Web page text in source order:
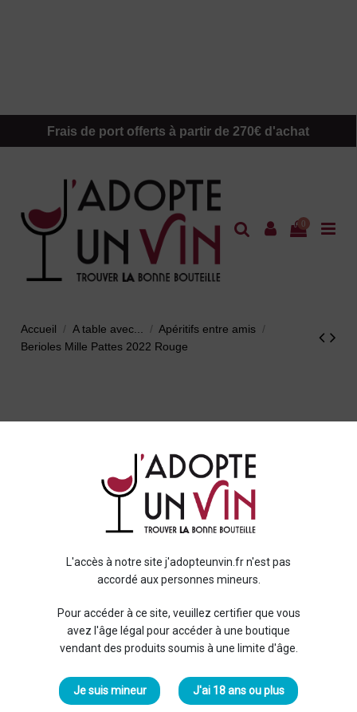
L'accès à notre site j'adopteunvin.fr n'est pas
accordé aux personnes mineurs.
Pour accéder à ce site, veuillez certifier que vous
avez l'âge légal pour accéder à une boutique
vendant des produits soumis à une limite d'âge.
Je suis mineur J'ai 18 ans ou plus
Frais de port offerts à partir de 270€ d'achat
0
Accueil A table avec...
Apéritifs entre amis
Berioles Mille Pattes 2022 Rouge